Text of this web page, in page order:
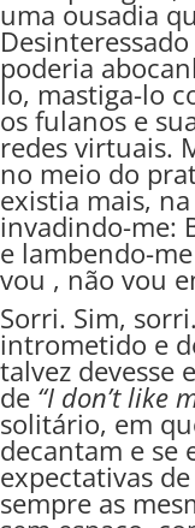
uma ousadia
poderia
lo, mastiga-lo
os fulanos e
redes virtuais.
no meio do
existia mais,
invadindo-me:
e lambendo-
vou , não vou
Sorri. Sim,
intrometido e
talvez devesse
de “I don’t like
solitário, em
decantam e se
expectativas
sempre as